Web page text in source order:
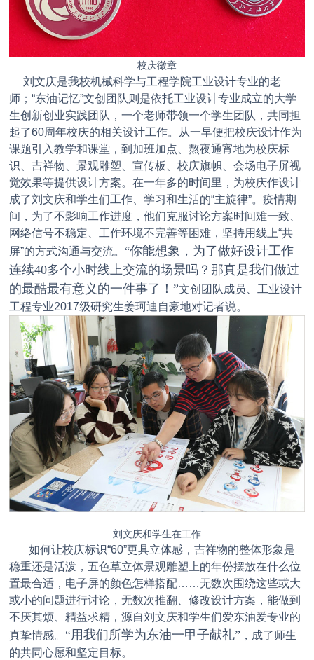
校庆徽章
刘文庆是我校机械科学与工程学院工业设计专业的老
师；“东油记忆”文创团队则是依托工业设计专业成立的大学
生创新创业实践团队，一个老师带领一个学生团队，共同担
起了60周年校庆的相关设计工作。从一早便把校庆设计作为
课题引入教学和课堂，到加班加点、熬夜通宵地为校庆标
识、吉祥物、景观雕塑、宣传板、校庆旗帜、会场电子屏视
觉效果等提供设计方案。在一年多的时间里，为校庆作设计
成了刘文庆和学生们工作、学习和生活的“主旋律”。疫情期
间，为了不影响工作进度，他们克服讨论方案时间难一致、
网络信号不稳定、工作环境不完善等困难，坚持用线上“共
屏”的方式沟通与交流。“你能想象，为了做好设计工作
连续40多个小时线上交流的场景吗？那真是我们做过
的最酷最有意义的一件事了！”文创团队成员、工业设计
工程专业2017级研究生姜珂迪自豪地对记者说。
刘文庆和学生在工作
如何让校庆标识“60”更具立体感，吉祥物的整体形象是
稳重还是活泼，五色草立体景观雕塑上的年份摆放在什么位
置最合适，电子屏的颜色怎样搭配……无数次围绕这些或大
或小的问题进行讨论，无数次推翻、修改设计方案，能做到
不厌其烦、精益求精，源自刘文庆和学生们爱东油爱专业的
真挚情感。 “用我们所学为东油一甲子献礼” ，成了师生
的共同心愿和坚定目标。